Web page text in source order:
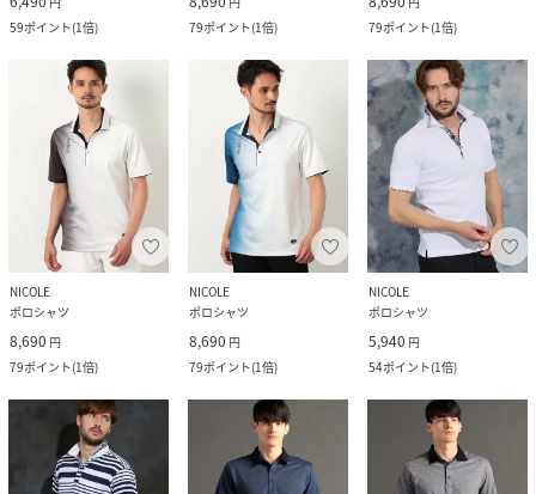
59ポイント(1倍)
79ポイント(1倍)
79ポイント(1倍)
NICOLE
ポロシャツ
8,690 円
79ポイント(1倍)
NICOLE
ポロシャツ
8,690 円
79ポイント(1倍)
NICOLE
ポロシャツ
5,940 円
54ポイント(1倍)